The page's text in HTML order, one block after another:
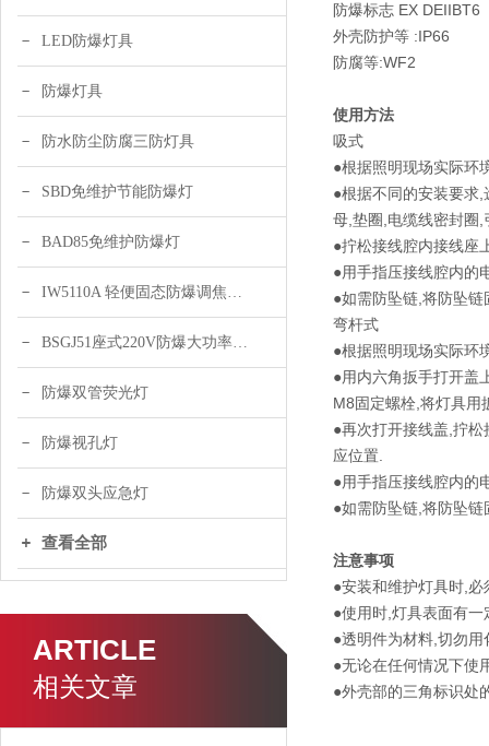
LED防爆灯具
防爆灯具
防水防尘防腐三防灯具
SBD免维护节能防爆灯
BAD85免维护防爆灯
IW5110A 轻便固态防爆调焦头灯
BSGJ51座式220V防爆大功率声光报警器 绿色 黄色
防爆双管荧光灯
防爆视孔灯
防爆双头应急灯
查看全部
ARTICLE
相关文章
防爆标志 EX DEIIBT6
外壳防护等 :IP66
防腐等:WF2
使用方法
吸式
●根据照明现场实际环
●根据不同的安装要求
母,垫圈,电缆线密封圈
●拧松接线腔内接线座
●用手指压接线腔内的
●如需防坠链,将防坠
弯杆式
●根据照明现场实际环
●用内六角扳手打开盖
M8固定螺栓,将灯具用
●再次打开接线盖,拧
应位置.
●用手指压接线腔内的
●如需防坠链,将防坠
注意事项
●安装和维护灯具时,
●使用时,灯具表面有
●透明件为材料,切勿
●无论在任何情况下使
●外壳部的三角标识处